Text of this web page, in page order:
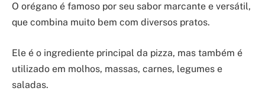
O orégano é famoso por seu sabor marcante e versátil,
que combina muito bem com diversos pratos.
Ele é o ingrediente principal da pizza, mas também é
utilizado em molhos, massas, carnes, legumes e
saladas.